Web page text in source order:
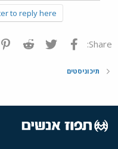
to reply here.
Share: פייסבוק Twitter
Reddit
תיכוניסטים